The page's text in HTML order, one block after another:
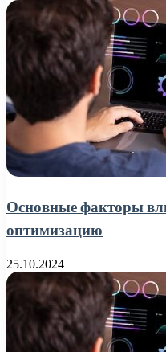
Основные факторы
оптимизацию
25.10.2024